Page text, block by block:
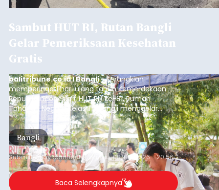
Sempat Cekcok dengan Istri,
Pria Asal Pemogan Ditemukan
Tak Bernyawa di Pantai
Purnama
balitribune.co.id I Gianyar -Seorang pria asal
Lingkungan Dalem, Pemogan, Denpasar Selatan,
Kota Denpasar, yang diketahui bernama I Kadek
Dedi Wiranata (35), ditemukan tidak bernyawa di
pesisir Pantai Purnama, Sukawati.
Sebelum ditemukan meninggal dunia, korban
sempat memberitahukan lokasi terakhirnya